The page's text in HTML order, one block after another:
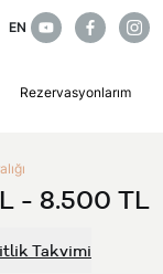
EN
Rezervasyonlarım
- 8.500 TL
Takvimi